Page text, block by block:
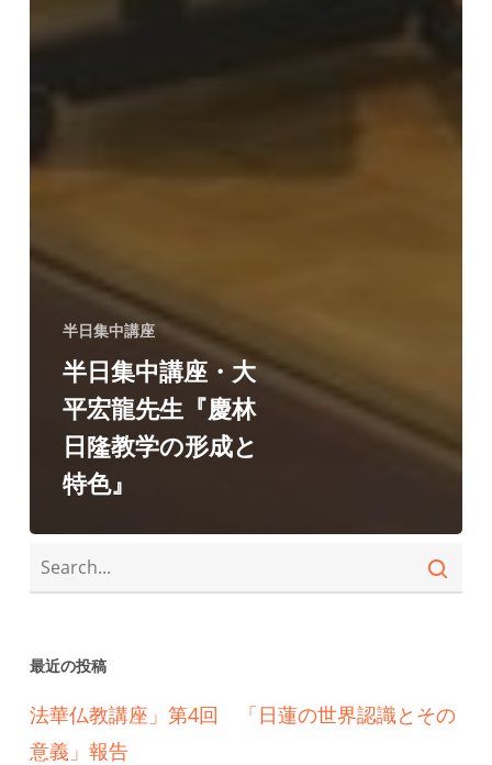
半日集中講座
半日集中講座・大
平宏龍先生『慶林
日隆教学の形成と
特色』
最近の投稿
法華仏教講座」第4回 「日蓮の世界認識とその
意義」報告